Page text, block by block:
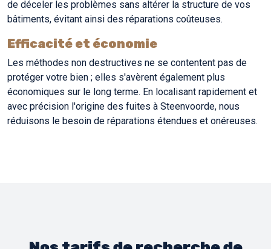
de déceler les problèmes sans altérer la structure de vos
bâtiments, évitant ainsi des réparations coûteuses.
Efficacité et économie
Les méthodes non destructives ne se contentent pas de
protéger votre bien ; elles s'avèrent également plus
économiques sur le long terme. En localisant rapidement et
avec précision l'origine des fuites à Steenvoorde, nous
réduisons le besoin de réparations étendues et onéreuses.